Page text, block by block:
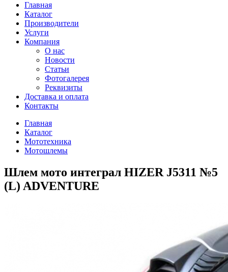
Главная
Каталог
Производители
Услуги
Компания
О нас
Новости
Статьи
Фотогалерея
Реквизиты
Доставка и оплата
Контакты
Главная
Каталог
Мототехника
Мотошлемы
Шлем мото интеграл HIZER J5311 №5
(L) ADVENTURE